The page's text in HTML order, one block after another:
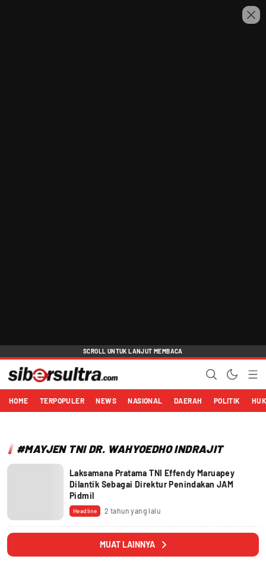
Sibersultra.com
Terdepan Memberitakan
HOME TERPOPULER NEWS NASIONAL DAERAH POLITIK
#MAYJEN TNI DR. WAHYOEDHO INDRAJIT
Laksamana Pratama TNI Effendy Maruapey
Dilantik Sebagai Direktur Penindakan JAM
Pidmil
Headline 2 tahun yang lalu
MUAT LAINNYA